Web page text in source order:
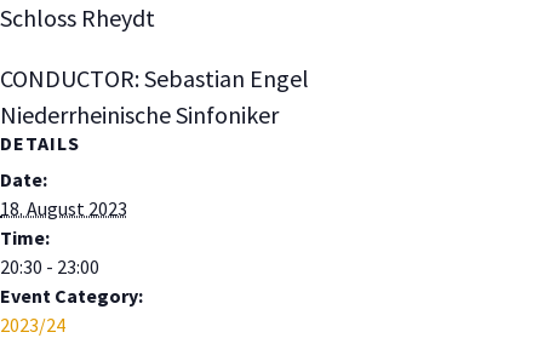
Schloss Rheydt
CONDUCTOR: Sebastian Engel
Niederrheinische Sinfoniker
DETAILS
Date:
18. August 2023
Time:
20:30 - 23:00
Event Category:
2023/24